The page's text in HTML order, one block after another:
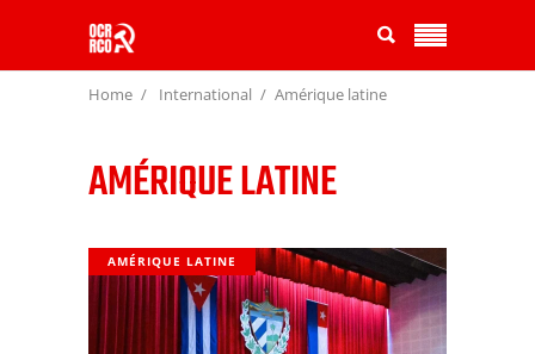
Home International Amérique latine
AMÉRIQUE LATINE
AMÉRIQUE LATINE